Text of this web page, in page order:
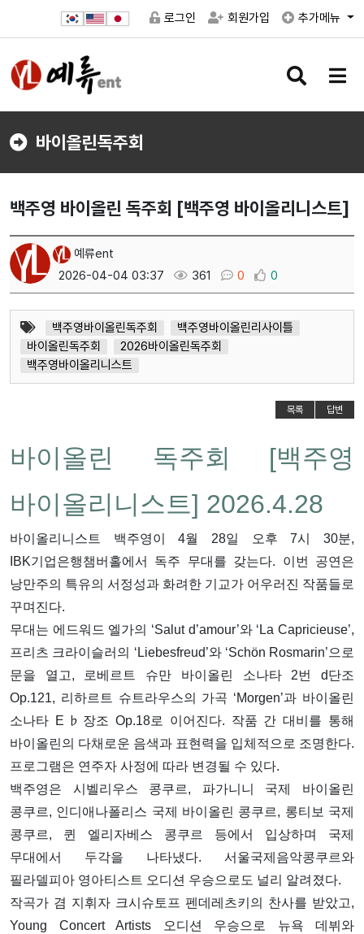
로그인 회원가입 추가메뉴
검
버
메
버
바이올린독주회
백주영 바이올린 독주회 [백주영 바이올리니스트]
예류ent
2026-04-04 03:37
361 0 0
백주영바이올린독주회
백주영바이올린리사이틀
바이올린독주회
2026바이올린독주회
백주영바이올리니스트
목록 답변
바이올린 독주회 [백주영
바이올리니스트] 2026.4.28
바이올리니스트 백주영이 4월 28일 오후 7시 30분,
IBK기업은행챔버홀에서 독주 무대를 갖는다. 이번 공연은
낭만주의 특유의 서정성과 화려한 기교가 어우러진 작품들로
꾸며진다.
무대는 에드워드 엘가의 ‘Salut d’amour’와 ‘La Capricieuse’,
프리츠 크라이슬러 의 ‘Liebesfreud’와 ‘Schön Rosmarin’으로
문을 열고,
로베르트 슈만 바이올린 소나타 2번 d단조
Op.121, 리하르트 슈트라우스의 가곡 ‘Morgen’과 바이올린
소나타 E♭장조 Op.18로 이어진다. 작품 간 대비를 통해
바이올린의 다채로운 음색과 표현력을 입체적으로 조명한다.
프로그램은 연주자 사정에 따라 변경될 수 있다.
백주영은 시벨리우스 콩쿠르, 파가니니 국제 바이올린
콩쿠르, 인디애나폴리스 국제 바이올린 콩쿠르, 롱티보 국제
콩쿠르, 퀸 엘리자베스 콩쿠르
등에서 입상하며 국제
무대에서 두각을 나타냈다. 서울국제음악콩쿠르와
필라델피아 영아티스트 오디션 우승으로도 널리 알려졌다.
작곡가 겸 지휘자 크시슈토프 펜데레츠키 의 찬사를 받았고,
Young Concert Artists 오디션 우승으로 뉴욕 데뷔와